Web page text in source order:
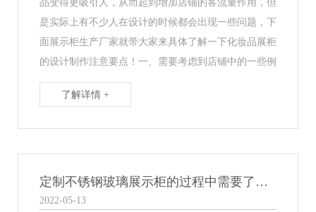
品变得更吸引人，从而起到增加店铺的客流量作用，但
是实际上有不少人在设计的时候都会出现一些问题，下
面展示柜生产厂家就带大家来具体了解一下化妆品展柜
的设计制作注意要点！一、需要考虑到店铺中的一些例
了解详情 +
定制不锈钢玻璃展示柜的过程中需要了解哪些呢？
2022-05-13